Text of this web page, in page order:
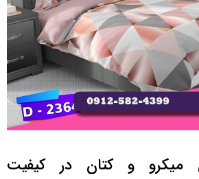
میکرو و کتان در کیفیت